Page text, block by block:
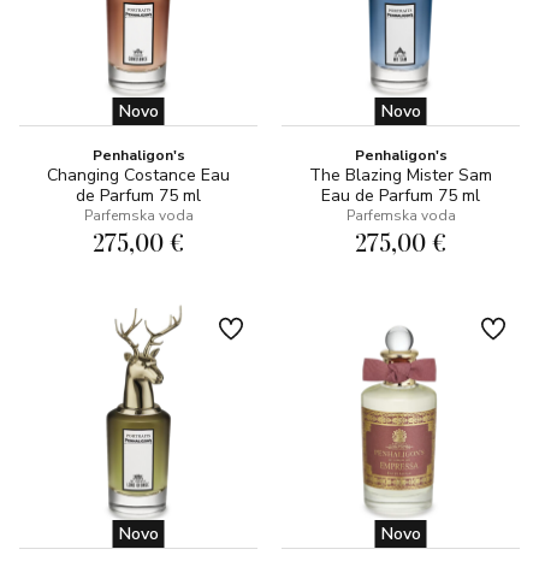
Novo
Penhaligon's
Changing Costance Eau
de Parfum 75 ml
Parfemska voda
275,00 €
Novo
Penhaligon's
The Blazing Mister Sam
Eau de Parfum 75 ml
Parfemska voda
275,00 €
Novo Novo